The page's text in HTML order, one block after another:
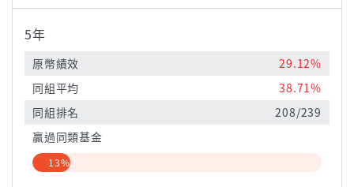
5年
原幣績效
29.12%
同組平均
38.71%
同組排名
208/239
贏過同類基金
13%